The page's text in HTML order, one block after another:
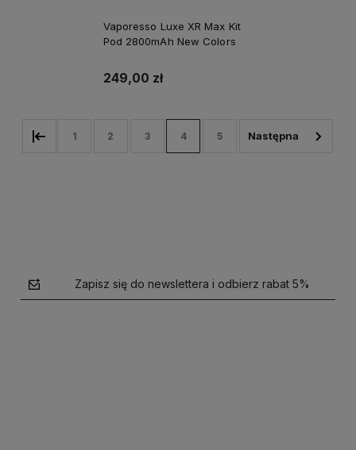
Vaporesso Luxe XR Max Kit
Pod 2800mAh New Colors
249,00 zł
1 2 3 4 5
Zapisz się do newslettera i odbierz rabat 5%